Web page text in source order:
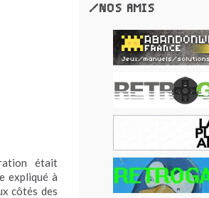
était
expliqué à
côtés des
/NOS AMIS